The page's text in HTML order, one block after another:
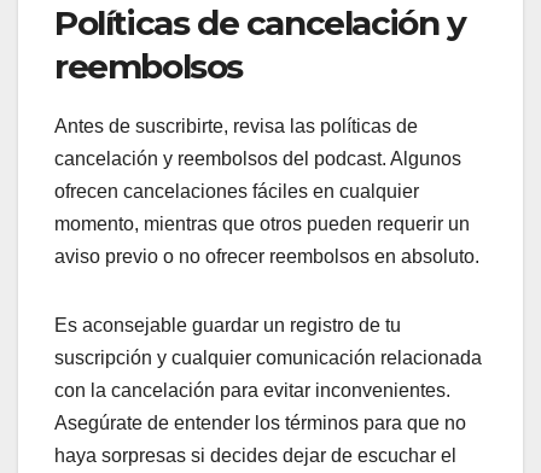
Políticas de cancelación y
reembolsos
Antes de suscribirte, revisa las políticas de
cancelación y reembolsos del podcast. Algunos
ofrecen cancelaciones fáciles en cualquier
momento, mientras que otros pueden requerir un
aviso previo o no ofrecer reembolsos en absoluto.
Es aconsejable guardar un registro de tu
suscripción y cualquier comunicación relacionada
con la cancelación para evitar inconvenientes.
Asegúrate de entender los términos para que no
haya sorpresas si decides dejar de escuchar el